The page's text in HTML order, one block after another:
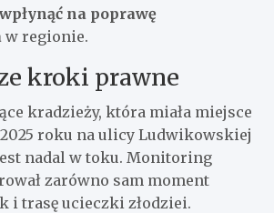
na poprawę
w regionie.
kroki prawne
kradzieży, która miała miejsce
roku na ulicy Ludwikowskiej
nadal w toku. Monitoring
zarówno sam moment
i trasę ucieczki złodziei.